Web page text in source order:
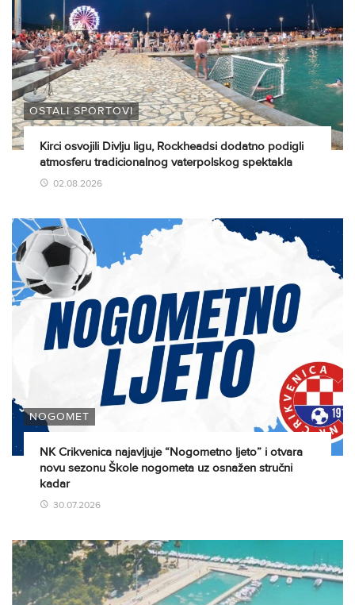
OSTALI SPORTOVI
Kirci osvojili Divlju ligu, Rockheadsi dodatno podigli
atmosferu tradicionalnog vaterpolskog spektakla
02.08.2026
NOGOMET
NK Crikvenica najavljuje “Nogometno ljeto” i otvara
novu sezonu Škole nogometa uz osnažen stručni
kadar
30.07.2026